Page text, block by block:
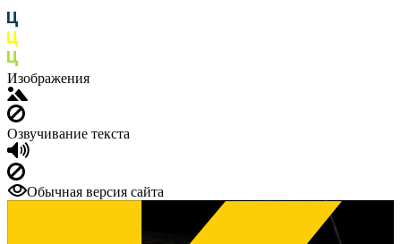
Изображения
Озвучивание текста
Обычная версия сайта